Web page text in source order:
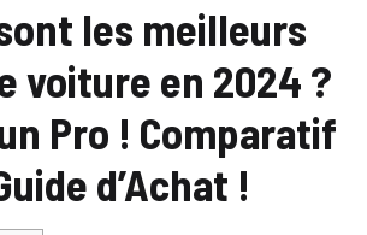
les meilleurs
voiture en 2024 ?
Pro ! Comparatif
d’Achat !